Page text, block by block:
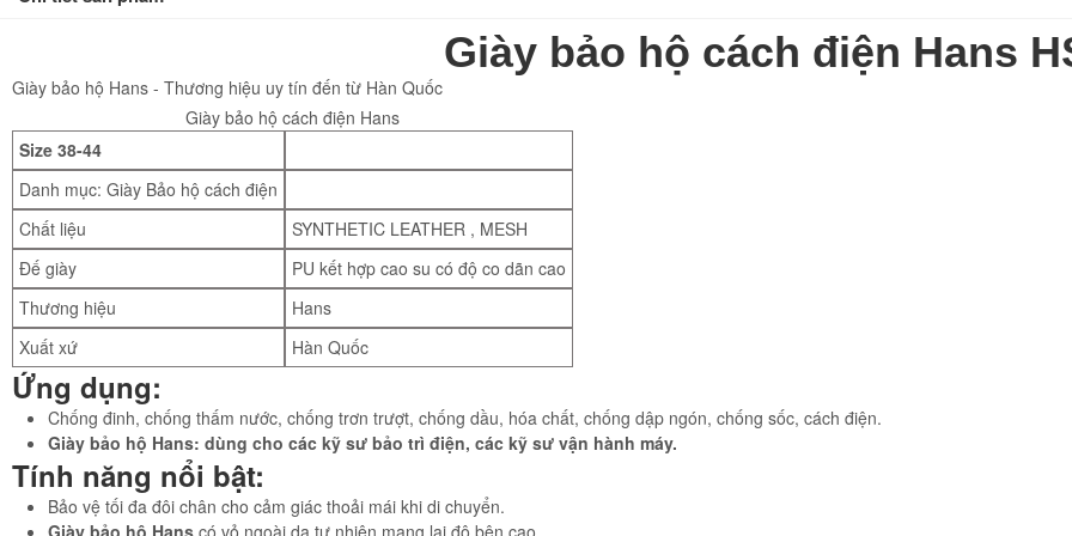
Giày bảo hộ cách điện Hans
Giày bảo hộ Hans - Thương hiệu uy tín đến từ Hàn Quốc
Giày bảo hộ cách điện Hans
Size 38-44
Danh mục: Giày Bảo hộ cách điện
Chất liệu
SYNTHETIC LEATHER , MESH
Đế giày
PU kết hợp cao su có độ co dãn cao
Thương hiệu
Hans
Xuất xứ
Hàn Quốc
Ứng dụng:
Chống đinh, chống thấm nước, chống trơn trượt, chống dầu, hóa chất, chống dập ngón, chống sốc, cách điện.
Giày bảo hộ Hans: dùng cho các kỹ sư bảo trì điện, các kỹ sư vận hành máy.
Tính năng nổi bật:
Bảo vệ tối đa đôi chân cho cảm giác thoải mái khi di chuyển.
Giày bảo hộ Hans có vỏ ngoài da tự nhiên mang lại độ bên cao.